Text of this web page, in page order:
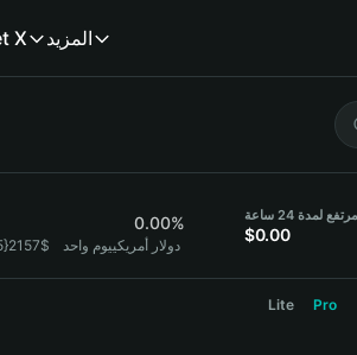
X المزيد
0.00%
1 SATOSHI = 0.0{5}2157$ دولار أمريكييوم واحد
مرتفع لمدة 24 ساعة
$0.00
Lite Pro